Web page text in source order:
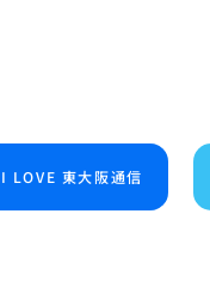
I LOVE 東大阪通信